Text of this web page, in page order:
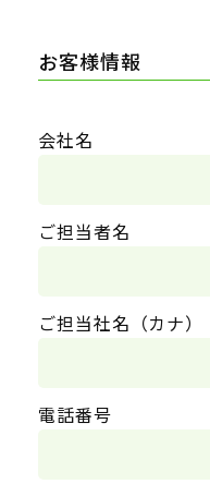
お客様情報
会社名
ご担当者名
ご担当社名（カナ）
電話番号